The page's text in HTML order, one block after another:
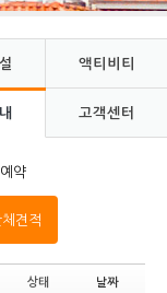
액티비티
고객센터
약
견적
상태 날짜